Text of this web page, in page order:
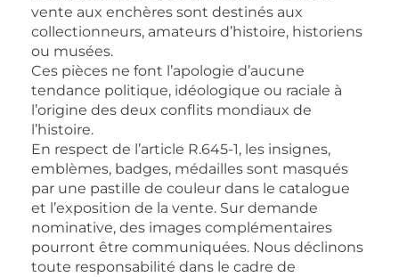
vente aux enchères sont destinés aux
collectionneurs, amateurs d’histoire, historiens
ou musées.
Ces pièces ne font l’apologie d’aucune
tendance politique, idéologique ou raciale à
l’origine des deux conflits mondiaux de
l’histoire.
En respect de l’article R.645-1, les insignes,
emblèmes, badges, médailles sont masqués
par une pastille de couleur dans le catalogue
et l’exposition de la vente. Sur demande
nominative, des images complémentaires
pourront être communiquées. Nous déclinons
toute responsabilité dans le cadre de